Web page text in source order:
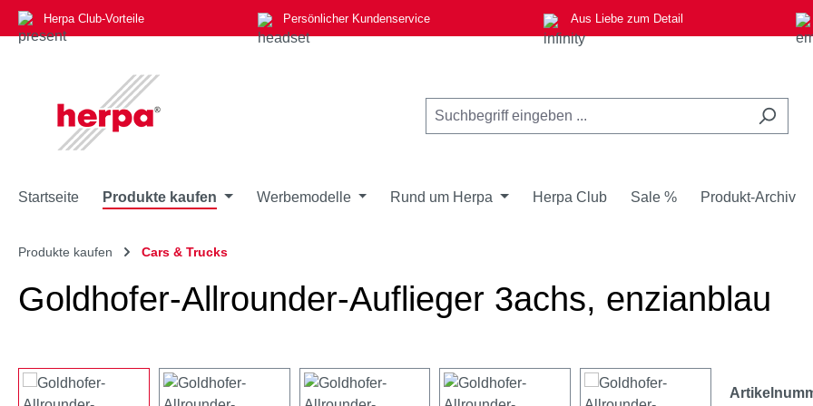
Hauptinhalt springen
Zur Suche springen
Zur Hauptnavigation springen
Herpa Club-Vorteile Persönlicher Kundenservice Aus Liebe zum Detail
Startseite Produkte kaufen Werbemodelle Rund um Herpa Herpa Club Sale % Produkt-Archiv
Produkte kaufen Cars & Trucks
Goldhofer-Allrounder-Auflieger 3achs, enzianblau
Bildergalerie überspringen